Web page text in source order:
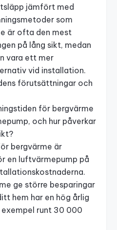
jämfört med
som
är ofta den mest
på lång sikt, medan
vara ett mer
vid installation.
förutsättningar och
för bergvärme
och hur påverkar
bergvärme är
en luftvärmepump på
ge större besparingar
hem har en hög årlig
runt 30 000